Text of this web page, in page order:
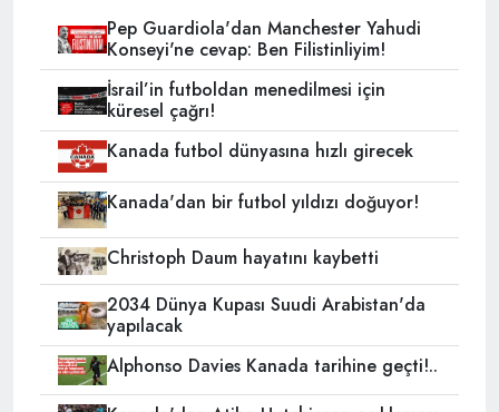
Pep Guardiola'dan Manchester Yahudi
Konseyi'ne cevap: Ben Filistinliyim!
İsrail’in futboldan menedilmesi için
küresel çağrı!
Kanada futbol dünyasına hızlı girecek
Kanada'dan bir futbol yıldızı doğuyor!
Christoph Daum hayatını kaybetti
2034 Dünya Kupası Suudi Arabistan'da
yapılacak
Alphonso Davies Kanada tarihine geçti!..